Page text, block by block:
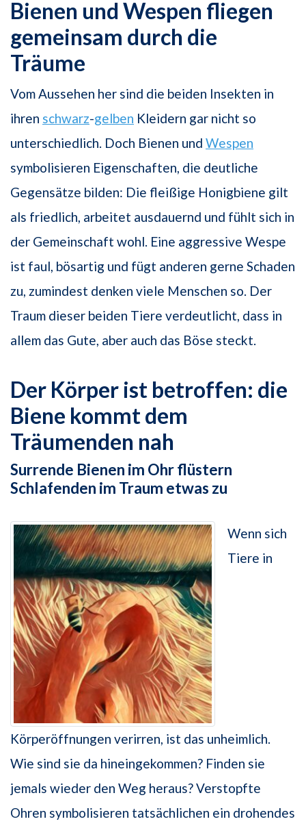
Bienen und Wespen fliegen
gemeinsam durch die
Träume
Vom Aussehen her sind die beiden Insekten in
ihren schwarz-gelben Kleidern gar nicht so
unterschiedlich. Doch Bienen und Wespen
symbolisieren Eigenschaften, die deutliche
Gegensätze bilden: Die fleißige Honigbiene gilt
als friedlich, arbeitet ausdauernd und fühlt sich in
der Gemeinschaft wohl. Eine aggressive Wespe
ist faul, bösartig und fügt anderen gerne Schaden
zu, zumindest denken viele Menschen so. Der
Traum dieser beiden Tiere verdeutlicht, dass in
allem das Gute, aber auch das Böse steckt.
Der Körper ist betroffen: die
Biene kommt dem
Träumenden nah
Surrende Bienen im Ohr flüstern
Schlafenden im Traum etwas zu
Wenn sich
Tiere in
Körperöffnungen verirren, ist das unheimlich.
Wie sind sie da hineingekommen? Finden sie
jemals wieder den Weg heraus? Verstopfte
Ohren symbolisieren tatsächlichen ein drohendes